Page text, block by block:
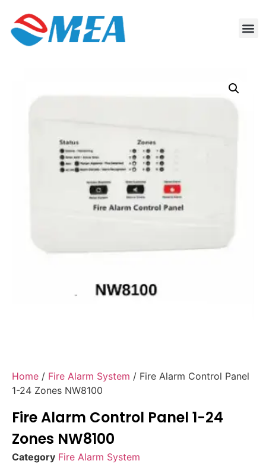
Home / Fire Alarm System / Fire Alarm Control Panel
1-24 Zones NW8100
Fire Alarm Control Panel 1-24
Zones NW8100
Category Fire Alarm System